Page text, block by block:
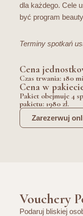
dla każdego. Cele
być program
Terminy spotkań
Cena
Czas trwania: 180
Cena w
Pakiet obejmuje 4
pakietu: 1980 zł.
Zarezerwuj
Vouchery
Podaruj bliskiej